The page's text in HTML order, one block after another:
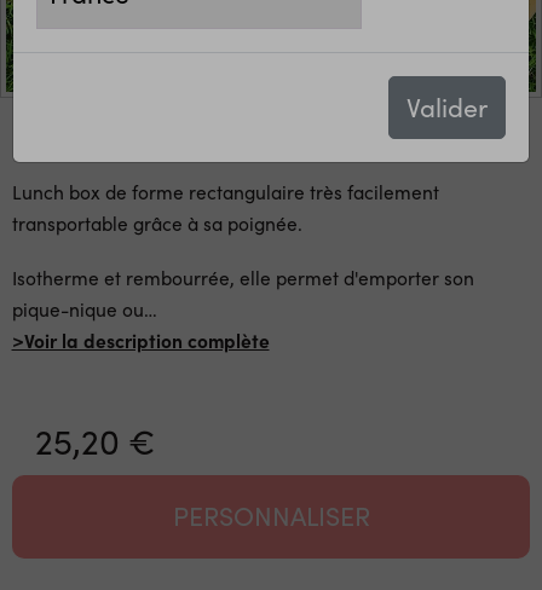
Valider
Lunch box de forme rectangulaire très facilement
transportable grâce à sa poignée.
Isotherme et rembourrée, elle permet d'emporter son
pique-nique ou…
>Voir la description complète
25,20 €
PERSONNALISER